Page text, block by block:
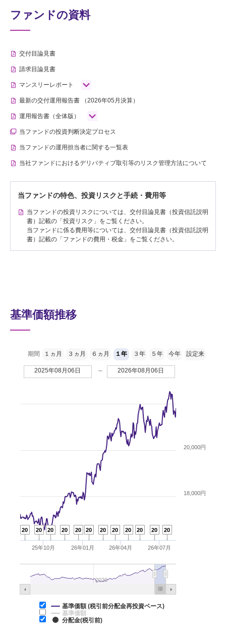
ファンドの資料
交付目論見書
請求目論見書
マンスリーレポート
最新の交付運用報告書 （2026年05月決算）
運用報告書（全体版）
当ファンドの投資判断決定プロセス
当ファンドの運用担当者に関する一覧表
当社ファンドにおけるデリバティブ取引等のリスク管理方法について
当ファンドの特色、投資リスクと手続・費用等
当ファンドの投資リスクについては、交付目論見書（投資信託説明
書）記載の「投資リスク」をご覧ください。
当ファンドに係る費用等については、交付目論見書（投資信託説明
書）記載の「ファンドの費用・税金」をご覧ください。
基準価額推移
20
20
20
20
20
20
20
20
20
20
20
20
26年01月 26年07月
25年10月 26年04月
2020
18,000円
20,000円
期間 １ヵ月 ３ヵ月 ６ヵ月 １年 ３年 ５年 今年 設定来
2025年08月06日 ～ 2026年08月06日
基準価額 (税引前分配金再投資ベース)
基準価額
分配金(税引前)